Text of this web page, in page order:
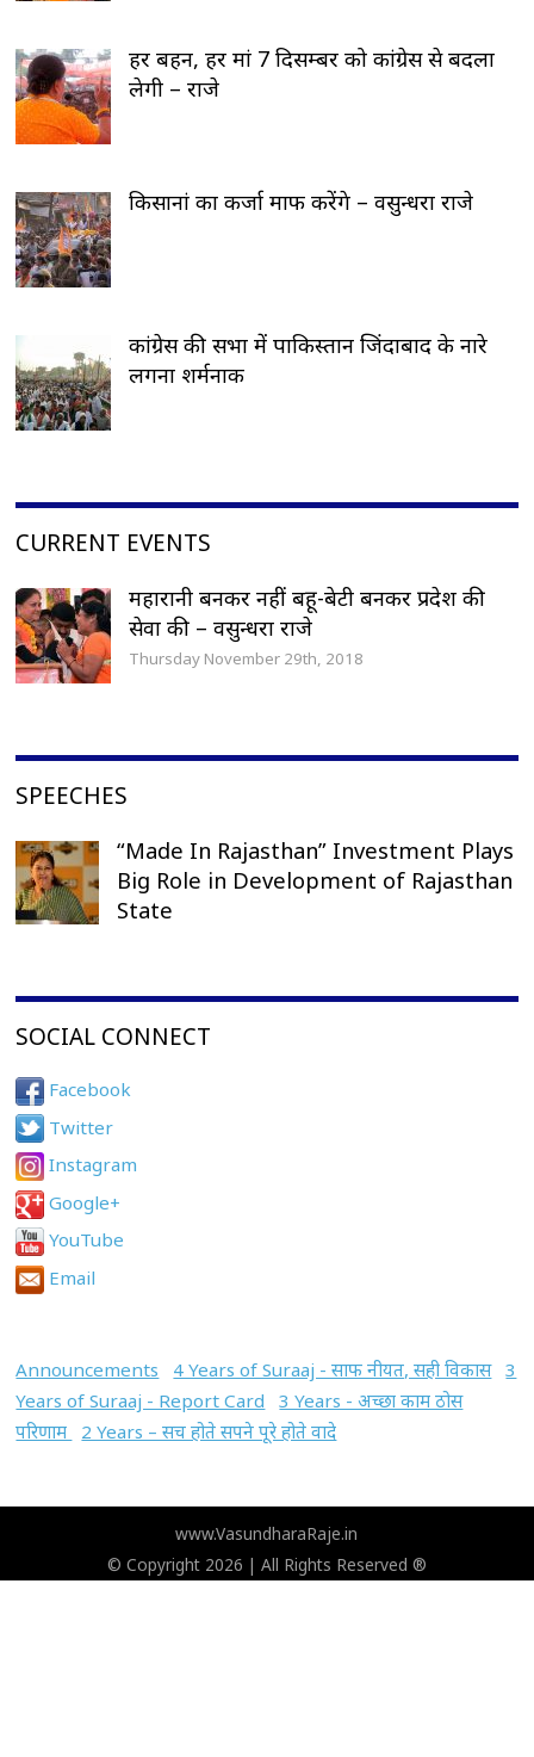
हर बहन, हर मां 7 दिसम्बर को कांग्रेस से बदला
लेगी – राजे
किसानां का कर्जा माफ करेंगे – वसुन्धरा राजे
कांग्रेस की सभा में पाकिस्तान जिंदाबाद के नारे
लगना शर्मनाक
CURRENT EVENTS
महारानी बनकर नहीं बहू-बेटी बनकर प्रदेश की
सेवा की – वसुन्धरा राजे
Thursday November 29th, 2018
SPEECHES
“Made In Rajasthan” Investment Plays
Big Role in Development of Rajasthan
State
SOCIAL CONNECT
Facebook
Twitter
Instagram
Google+
YouTube
Email
Announcements 4 Years of Suraaj - साफ नीयत, सही विकास 3
Years of Suraaj - Report Card
3 Years - अच्छा काम ठोस
परिणाम
2 Years – सच होते सपने पूरे होते वादे
www.VasundharaRaje.in
© Copyright 2026 | All Rights Reserved ®